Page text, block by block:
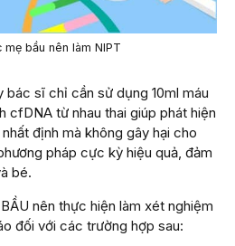
mẹ bầu nên làm NIPT
bác sĩ chỉ cần sử dụng 10ml máu
cfDNA từ nhau thai giúp phát hiện
định mà không gây hại cho
pháp cực kỳ hiệu quả, đảm
bé.
nên thực hiện làm xét nghiệm
đối với các trường hợp sau: